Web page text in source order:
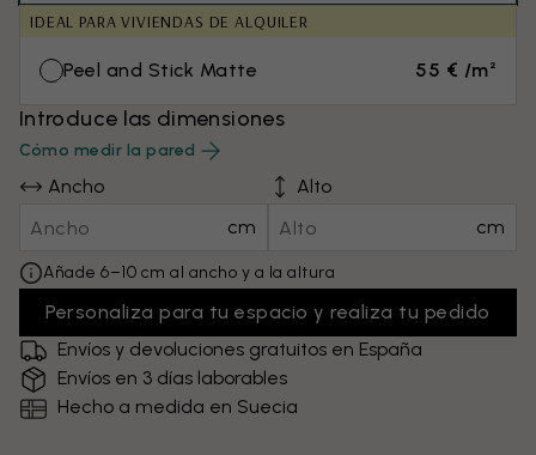
IDEAL PARA VIVIENDAS DE ALQUILER
Peel and Stick Matte 55 € /m²
Introduce las dimensiones
Cómo medir la pared
Ancho
cm
Alto
cm
Añade 6–10 cm al ancho y a la altura
Personaliza para tu espacio y realiza tu pedido
Envíos y devoluciones gratuitos en España
Envíos en 3 días laborables
Hecho a medida en Suecia